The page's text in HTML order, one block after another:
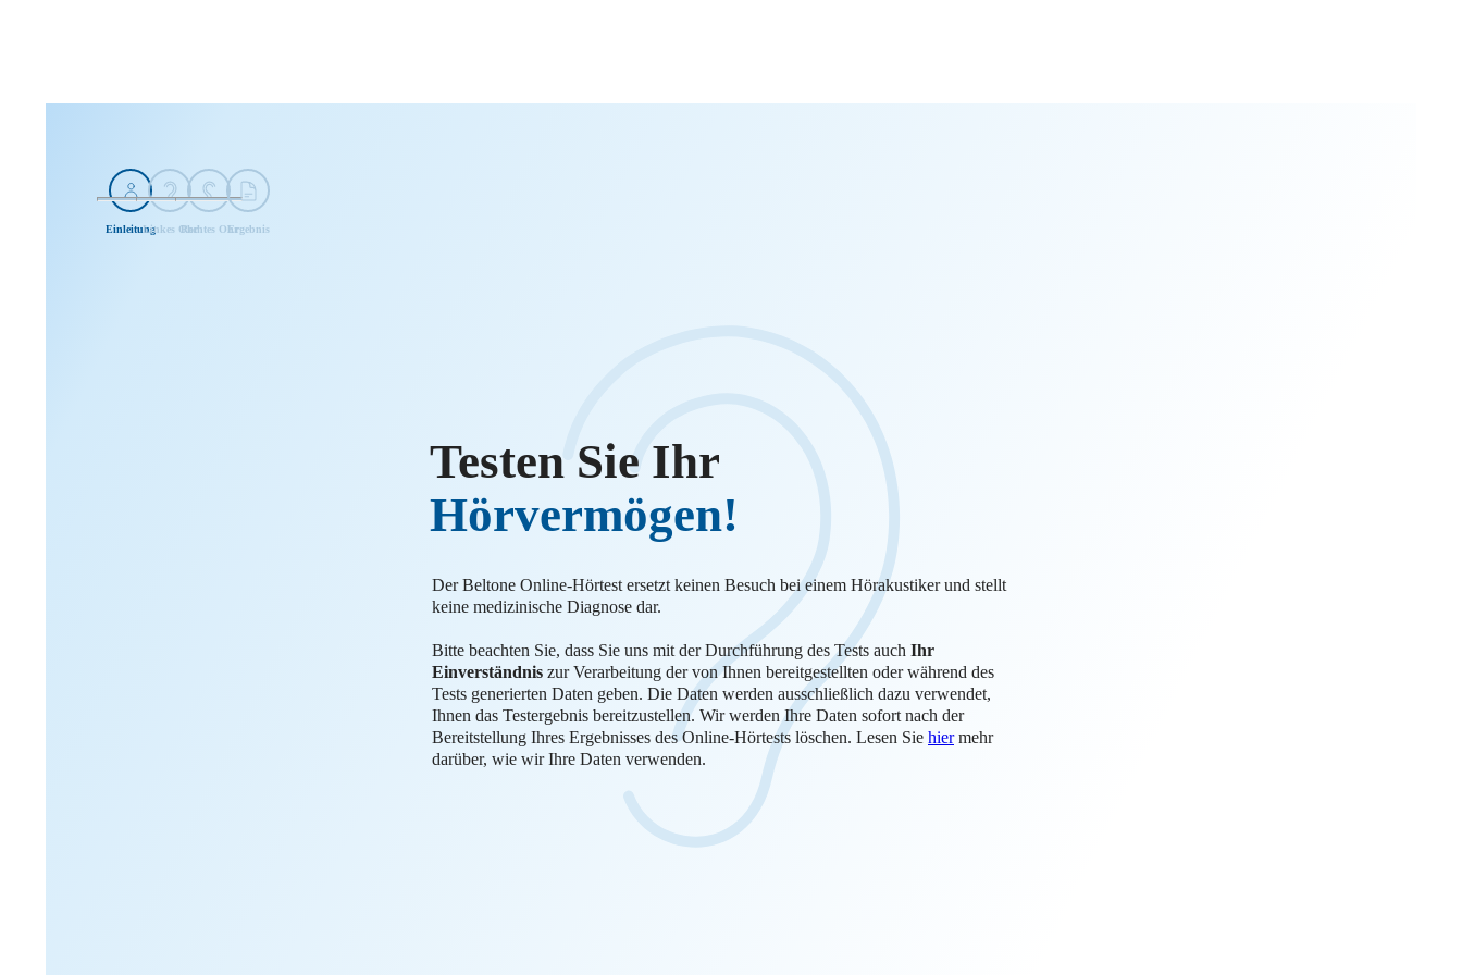
EinleitungLinkes OhrRechtes OhrErgebnis
Testen Sie Ihr
Hörvermögen!
Der Beltone Online-Hörtest ersetzt keinen Besuch bei einem Hörakustiker und stellt
keine medizinische Diagnose dar.
Bitte beachten Sie, dass Sie uns mit der Durchführung des Tests auch Ihr
Einverständnis zur Verarbeitung der von Ihnen bereitgestellten oder während des
Tests generierten Daten geben. Die Daten werden ausschließlich dazu verwendet,
Ihnen das Testergebnis bereitzustellen. Wir werden Ihre Daten sofort nach der
Bereitstellung Ihres Ergebnisses des Online-Hörtests löschen. Lesen Sie hiermehr
darüber, wie wir Ihre Daten verwenden.